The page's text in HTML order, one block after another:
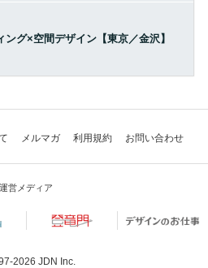
ング×空間デザイン【東京／金沢】
メルマガ 利用規約 お問い合わせ
運営メディア
2026 JDN Inc.